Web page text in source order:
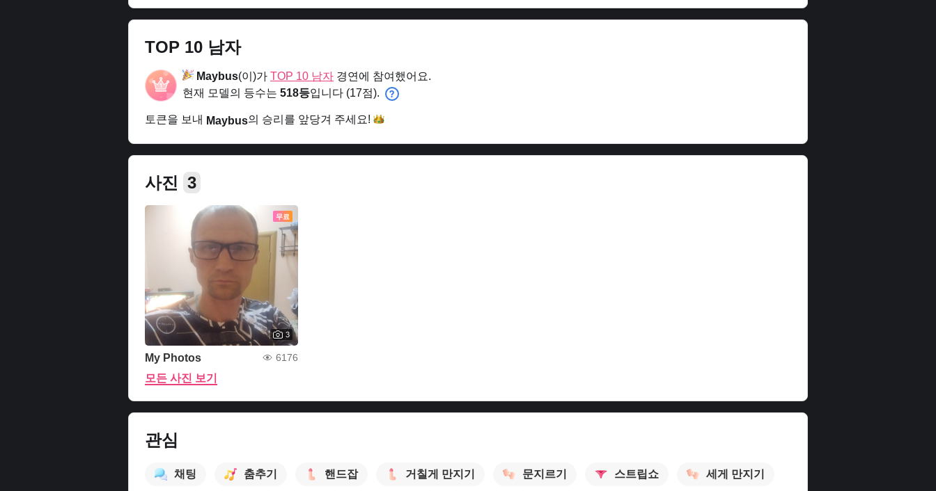
TOP 10 남자
Maybus(이)가 TOP 10 남자 경연에 참여했어요.
현재 모델의 등수는 518등입니다 (17점).
토큰을 보내 Maybus의 승리를 앞당겨 주세요!
사진 3
무료
3
My Photos 6176
모든 사진 보기
관심
채팅 춤추기 핸드잡 거칠게 만지기 문지르기 스트립쇼 세게 만지기